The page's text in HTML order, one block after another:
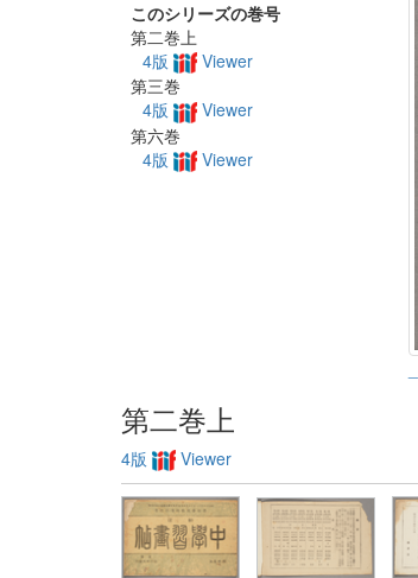
このシリーズの巻号
第二巻上
4版
Viewer
第三巻
4版
Viewer
第六巻
4版
Viewer
第二巻上
4版 Viewer